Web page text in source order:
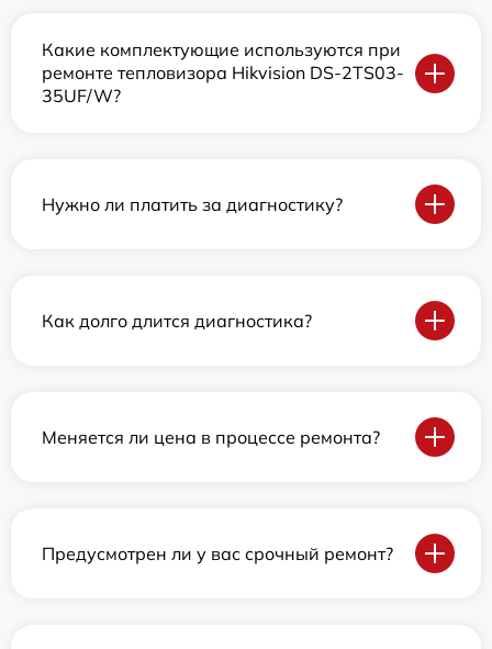
Какие комплектующие используются при
ремонте тепловизора Hikvision DS-2TS03-
35UF/W?
Нужно ли платить за диагностику?
Как долго длится диагностика?
Меняется ли цена в процессе ремонта?
Предусмотрен ли у вас срочный ремонт?